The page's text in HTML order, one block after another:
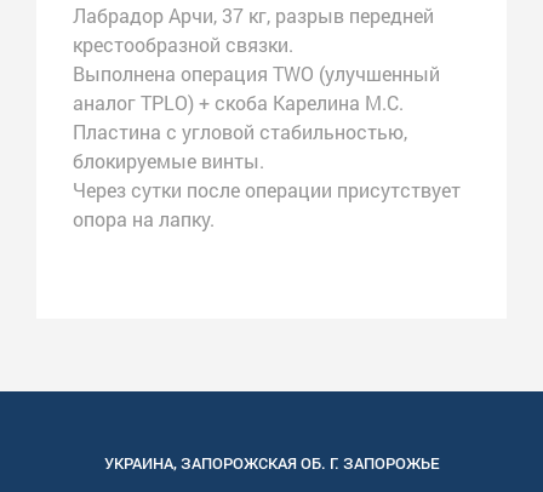
Лабрадор Арчи, 37 кг, разрыв передней
крестообразной связки.
Выполнена операция TWO (улучшенный
аналог TPLO) + скоба Карелина М.С.
Пластина с угловой стабильностью,
блокируемые винты.
Через сутки после операции присутствует
опора на лапку.
УКРАИНА,ЗАПОРОЖСКАЯОБ. Г. ЗАПОРОЖЬЕ